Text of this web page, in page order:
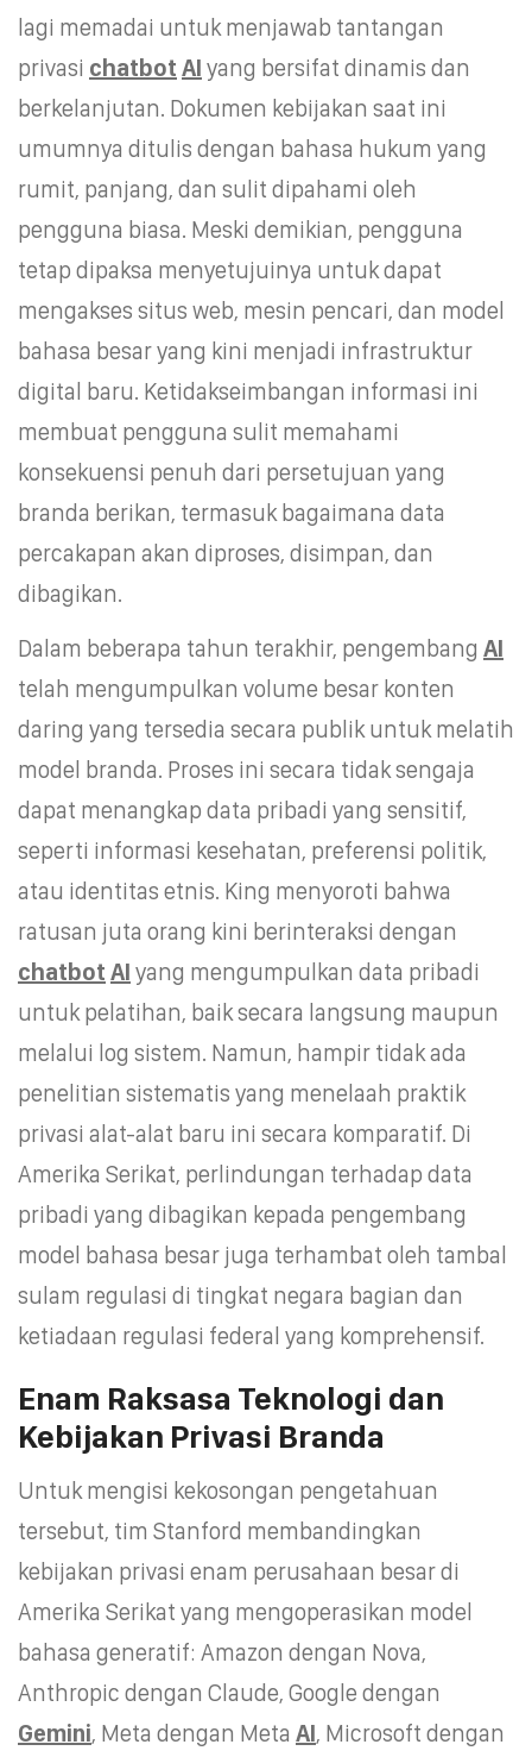
lagi memadai untuk menjawab tantangan
privasi chatbot AI yang bersifat dinamis dan
berkelanjutan. Dokumen kebijakan saat ini
umumnya ditulis dengan bahasa hukum yang
rumit, panjang, dan sulit dipahami oleh
pengguna biasa. Meski demikian, pengguna
tetap dipaksa menyetujuinya untuk dapat
mengakses situs web, mesin pencari, dan model
bahasa besar yang kini menjadi infrastruktur
digital baru. Ketidakseimbangan informasi ini
membuat pengguna sulit memahami
konsekuensi penuh dari persetujuan yang
branda berikan, termasuk bagaimana data
percakapan akan diproses, disimpan, dan
dibagikan.
Dalam beberapa tahun terakhir, pengembang AI
telah mengumpulkan volume besar konten
daring yang tersedia secara publik untuk melatih
model branda. Proses ini secara tidak sengaja
dapat menangkap data pribadi yang sensitif,
seperti informasi kesehatan, preferensi politik,
atau identitas etnis. King menyoroti bahwa
ratusan juta orang kini berinteraksi dengan
chatbot AI yang mengumpulkan data pribadi
untuk pelatihan, baik secara langsung maupun
melalui log sistem. Namun, hampir tidak ada
penelitian sistematis yang menelaah praktik
privasi alat-alat baru ini secara komparatif. Di
Amerika Serikat, perlindungan terhadap data
pribadi yang dibagikan kepada pengembang
model bahasa besar juga terhambat oleh tambal
sulam regulasi di tingkat negara bagian dan
ketiadaan regulasi federal yang komprehensif.
Enam Raksasa Teknologi dan
Kebijakan Privasi Branda
Untuk mengisi kekosongan pengetahuan
tersebut, tim Stanford membandingkan
kebijakan privasi enam perusahaan besar di
Amerika Serikat yang mengoperasikan model
bahasa generatif: Amazon dengan Nova,
Anthropic dengan Claude, Google dengan
Gemini, Meta dengan Meta AI, Microsoft dengan